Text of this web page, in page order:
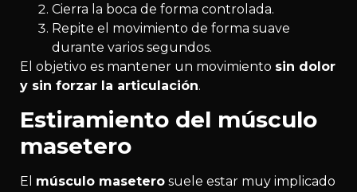
Cierra la boca de forma controlada.
Repite el movimiento de forma suave
durante varios segundos.
El objetivo es mantener un movimiento sin dolor
y sin forzar la articulación.
Estiramiento del músculo
masetero
El músculo masetero suele estar muy implicado